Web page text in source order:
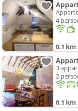
4
0.1 km
3
2
0.1 km